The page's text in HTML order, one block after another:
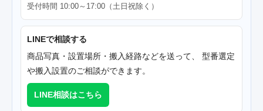
受付時間 10:00～17:00（土日祝除く）
LINEで相談する
商品写真・設置場所・搬入経路などを送って、 型番選定
や搬入設置のご相談ができます。
LINE相談はこちら